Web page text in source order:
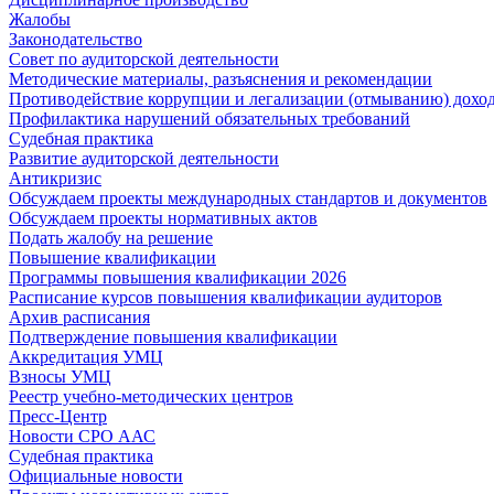
Жалобы
Законодательство
Совет по аудиторской деятельности
Методические материалы, разъяснения и рекомендации
Противодействие коррупции и легализации (отмыванию)
Профилактика нарушений обязательных требований
Судебная практика
Развитие аудиторской деятельности
Антикризис
Обсуждаем проекты международных стандартов и документов
Обсуждаем проекты нормативных актов
Подать жалобу на решение
Повышение квалификации
Программы повышения квалификации 2026
Расписание курсов повышения квалификации аудиторов
Архив расписания
Подтверждение повышения квалификации
Аккредитация УМЦ
Взносы УМЦ
Реестр учебно-методических центров
Пресс-Центр
Новости СРО ААС
Судебная практика
Официальные новости